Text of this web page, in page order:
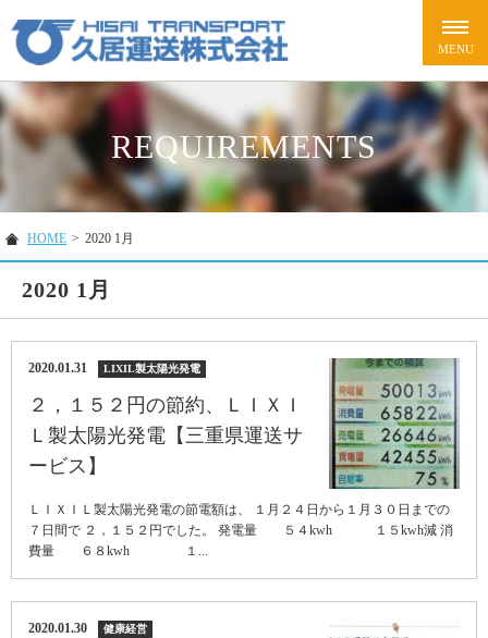
REQUIREMENTS
HOME > 2020 1月
2020 1月
2020.01.31 LIXIL製太陽光発電
２，１５２円の節約、ＬＩＸＩ
Ｌ製太陽光発電【三重県運送サ
ービス】
ＬＩＸＩＬ製太陽光発電の節電額は、 １月２４日から１月３０日までの
７日間で ２，１５２円でした。 発電量 ５４kwh １５kwh減 消
費量 ６８kwh １...
2020.01.30 健康経営